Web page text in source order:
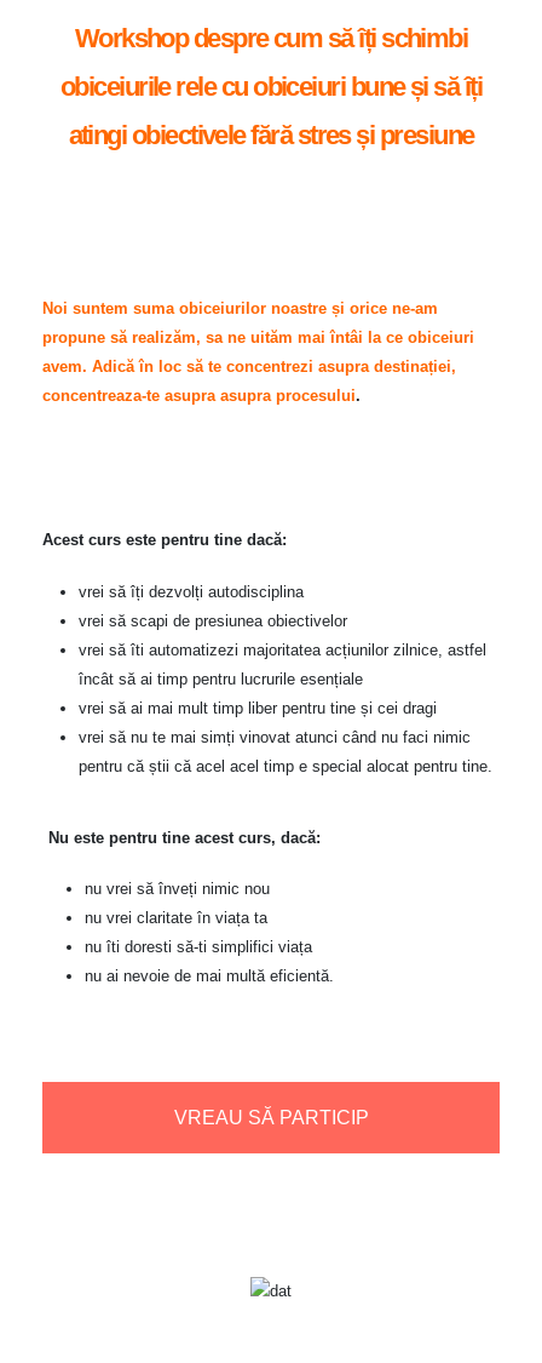
Workshop despre cum să îți schimbi
obiceiurile rele cu obiceiuri bune și să îți
atingi obiectivele fără stres și presiune
Noi suntem suma obiceiurilor noastre și orice ne-am
propune să realizăm, sa ne uităm mai întâi la ce obiceiuri
avem. Adicăîn loc să te concentrezi asupra destinației,
concentreaza-te asupra asupra procesului.
Acest curs este pentru tine dacă:
vrei să îți dezvolți autodisciplina
vrei să scapi de presiunea obiectivelor
vrei să îti automatizezi majoritatea acțiunilor zilnice, astfel
încât să ai timp pentru lucrurile esențiale
vrei să ai mai mult timp liber pentru tine și cei dragi
vrei să nu te mai simți vinovat atunci când nu faci nimic
pentru că știi că acel acel timp e special alocat pentru tine.
Nu este pentru tine acest curs, dacă:
nu vrei să înveți nimic nou
nu vrei claritate în viața ta
nu îti doresti să-ti simplifici viața
nu ai nevoie de mai multă eficientă.
VREAU SĂ PARTICIP